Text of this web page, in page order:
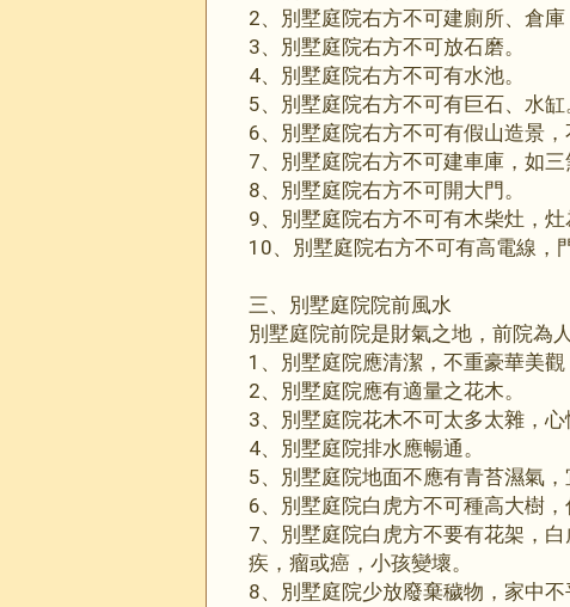
2、別墅庭院右方不可建廁所、倉庫
3、別墅庭院右方不可放石磨。
4、別墅庭院右方不可有水池。
5、別墅庭院右方不可有巨石、水缸
6、別墅庭院右方不可有假山造景，
7、別墅庭院右方不可建車庫，如三
8、別墅庭院右方不可開大門。
9、別墅庭院右方不可有木柴灶，
10、別墅庭院右方不可有高電線，
三、別墅庭院院前風水
別墅庭院前院是財氣之地，前院為
1、別墅庭院應清潔，不重豪華美觀
2、別墅庭院應有適量之花木。
3、別墅庭院花木不可太多太雜，
4、別墅庭院排水應暢通。
5、別墅庭院地面不應有青苔濕氣，
6、別墅庭院白虎方不可種高大樹，
7、別墅庭院白虎方不要有花架，
疾，瘤或癌，小孩變壞。
8、別墅庭院少放廢棄穢物，家中不